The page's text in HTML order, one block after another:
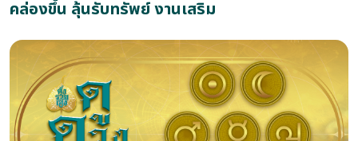
คล่องขึ้น ลุ้นรับทรัพย์ งานเสริม